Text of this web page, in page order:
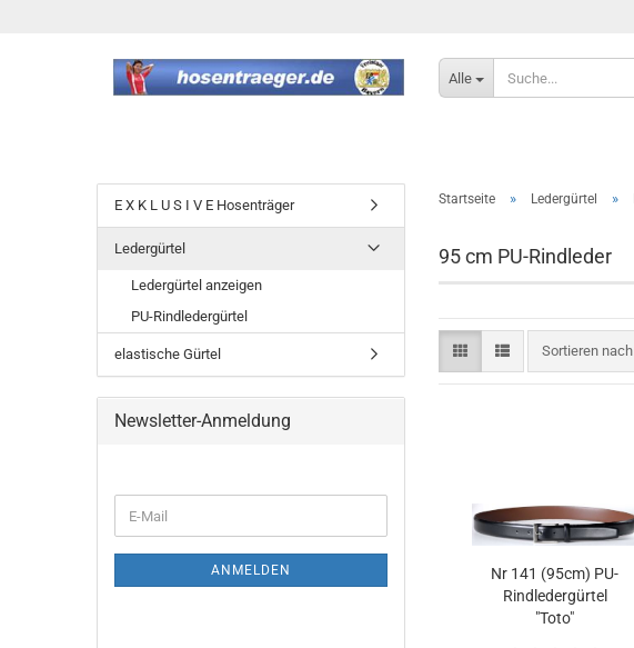
Alle
Startseite » Ledergürtel »
95 cm PU-Rindleder
Sortieren nach
Sortieren nach
Nr 141 (95cm) PU-
Rindledergürtel
"Toto"
E X K L U S I V E Hosenträger
Ledergürtel
Ledergürtel anzeigen
PU-Rindledergürtel
elastische Gürtel
Newsletter-Anmeldung
ZUR
E-
Mail
ANMELDEN